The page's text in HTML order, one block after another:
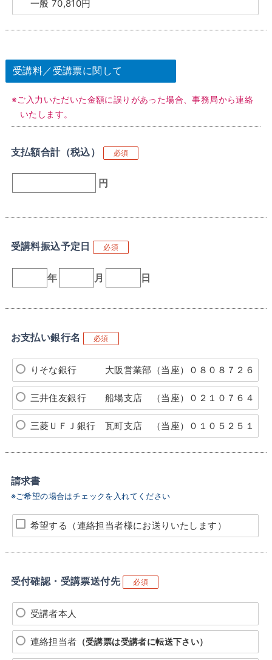
一般 70,810円
受講料／受講票に関して
※ご入力いただいた金額に誤りがあった場合、事務局から連絡
いたします。
支払額合計（税込） 必須
円
受講料振込予定日 必須
年 月 日
お支払い銀行名 必須
りそな銀行 大阪営業部（当座）０８０８７２６
三井住友銀行 船場支店 （当座）０２１０７６４
三菱ＵＦＪ銀行 瓦町支店 （当座）０１０５２５１
請求書
※ご希望の場合はチェックを入れてください
希望する（連絡担当者様にお送りいたします）
受付確認・受講票送付先 必須
受講者本人
連絡担当者 （受講票は受講者に転送下さい）